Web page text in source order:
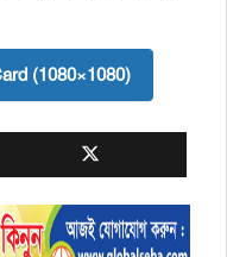
(1080×1080)